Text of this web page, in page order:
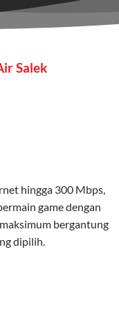
konektivitas dan
paket IndiHome
juga mencakup TV
rumah dalam
Fiber To The
Salek
hingga 300 Mbps,
game dengan
bergantung
dipilih.